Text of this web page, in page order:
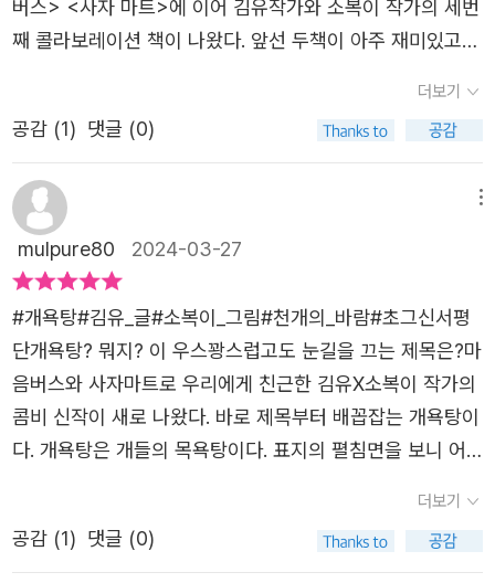
버스> <사자 마트>에 이어 김유작가와 소복이 작가의 세번
째 콜라보레이션 책이 나왔다. 앞선 두책이 아주 재미있고
탕 이라니, 제목부터 매력적이다.동네 목욕탕이 쉬는 수요일
밤에 동네 개들이 목욕을 하러 온다. 나 어렸을 때도 목욕탕
했는데 사실인지는 모르겠다. 목욕을 오는 개들은 사람처럼
몸과 마음이 지친 상태다. 그래도 목욕 한판 개운하게 하고
요구르트 하나씩 먹으면 그 보다 더 개운한 건 없다. 나는 지
금도 목욕하고 나면 초코우유를 마신다. 목욕하고 노곤한 상
태에서 먹는 진한 초코우유는 가히 천상의 맛이랄까? 덕분
에 우리 아이들도 목욕하면 초코우유를 찾는다. 그런데 할머
니가 살아계실땐 다른 걸 마셨다. 할머니 머리 맡에는 항상
원비디 박스가 쌓여있었다. 젊어서부터 고생을 많이 하신 우
으슬하면 판피린을 마셨다. 그래서 집에 손님이 오시면 늘
할머니께는 원비디나 판피린을 사오셨다. 그런 할머니를 모
시고 목욕탕에 가서 등을 밀어드리면 좋아라 하시면서 인심
더보기
공감 (1) 댓글 (0)
mulpure80 2024-03-27
#개욕탕#김유_글#소복이_그림#천개의_바람#초그신서평
단개욕탕? 뭐지? 이 우스꽝스럽고도 눈길을 끄는 제목은?마
음버스와 사자마트로 우리에게 친근한 김유X소복이 작가의
콤비 신작이 새로 나왔다. 바로 제목부터 배꼽잡는 개욕탕이
다. 개욕탕은 개들의 목욕탕이다. 표지의 펼침면을 보니 어
에 등을 대고 앉아 있는 모습이 마치 우리네처럼 친근하고
자연스럽다. 무릎을 탁 치는 스토리가 바로 이런 게 아닌가
더보기
공감 (1) 댓글 (0)